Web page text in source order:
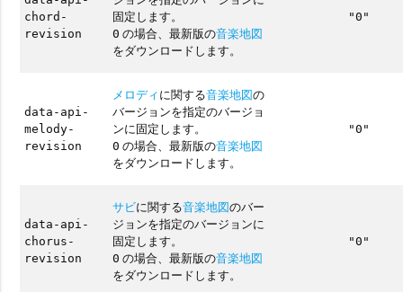
chord-
revision
固定します。
0 の場合、最新版の音楽地図
をダウンロードします。
"0"
data-api-
melody-
revision
メロディに関する音楽地図の
バージョンを指定のバージョ
ンに固定します。
0 の場合、最新版の音楽地図
をダウンロードします。
"0"
data-api-
chorus-
revision
サビに関する音楽地図のバー
ジョンを指定のバージョンに
固定します。
0 の場合、最新版の音楽地図
をダウンロードします。
"0"